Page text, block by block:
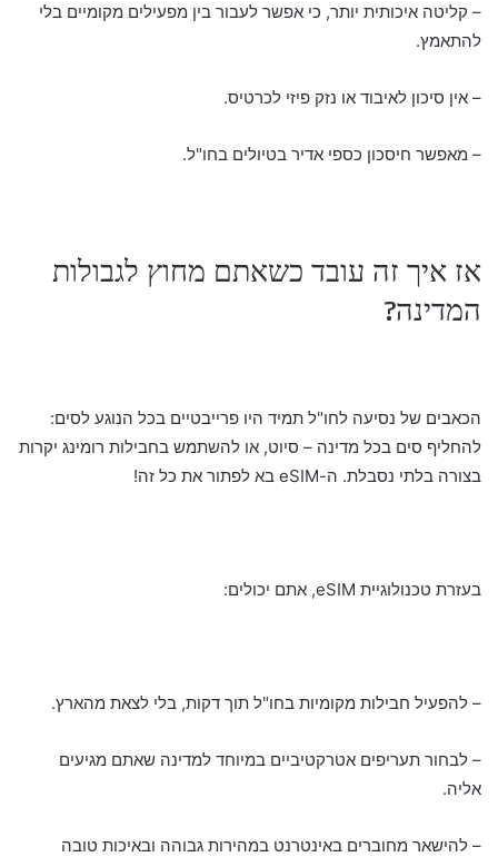
– קליטה איכותית יותר, כי אפשר לעבור בין מפעילים מקומיים בלי
להתאמץ.
– אין סיכון לאיבוד או נזק פיזי לכרטיס.
– מאפשר חיסכון כספי אדיר בטיולים בחו"ל.
אז איך זה עובד כשאתם מחוץ לגבולות
המדינה?
הכאבים של נסיעה לחו"ל תמיד היו פרייבטיים בכל הנוגע לסים:
להחליף סים בכל מדינה – סיוט, או להשתמש בחבילות רומינג יקרות
בצורה בלתי נסבלת. ה-eSIM בא לפתור את כל זה!
בעזרת טכנולוגיית eSIM, אתם יכולים:
– להפעיל חבילות מקומיות בחו"ל תוך דקות, בלי לצאת מהארץ.
– לבחור תעריפים אטרקטיביים במיוחד למדינה שאתם מגיעים
אליה.
– להישאר מחוברים באינטרנט במהירות גבוהה ובאיכות טובה